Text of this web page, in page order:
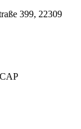
399, 22309